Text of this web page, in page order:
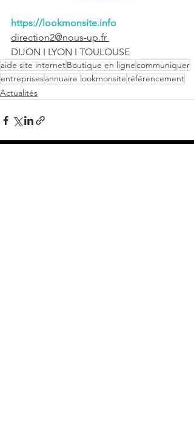
https://lookmonsite.info
direction2@nous-up.fr
DIJON I LYON I TOULOUSE
aide site internetBoutique en lignecommuniquer
entreprisesannuaire lookmonsite référencement
Actualités